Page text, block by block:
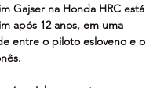
Gajser na Honda HRC está
após 12 anos, em uma
entre o piloto esloveno e o